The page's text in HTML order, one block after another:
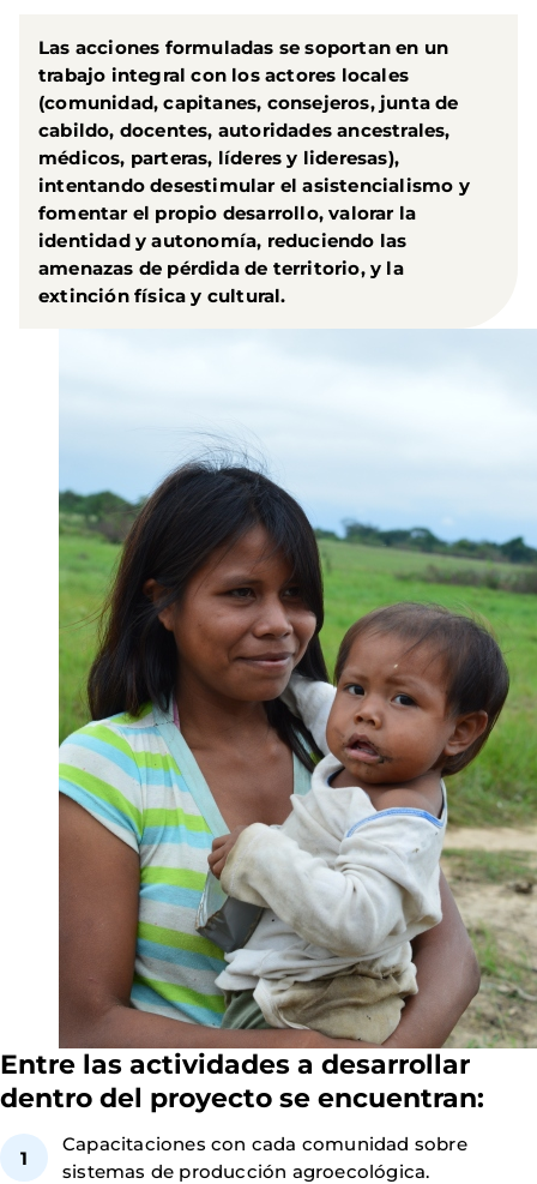
Las acciones formuladas se soportan en un
trabajo integral con los actores locales
(comunidad, capitanes, consejeros, junta de
cabildo, docentes, autoridades ancestrales,
médicos, parteras, líderes y lideresas),
intentando desestimular el asistencialismo y
fomentar el propio desarrollo, valorar la
identidad y autonomía, reduciendo las
amenazas de pérdida de territorio, y la
extinción física y cultural.
Entre las actividades a desarrollar
dentro del proyecto se encuentran:
Capacitaciones con cada comunidad sobre
sistemas de producción agroecológica.